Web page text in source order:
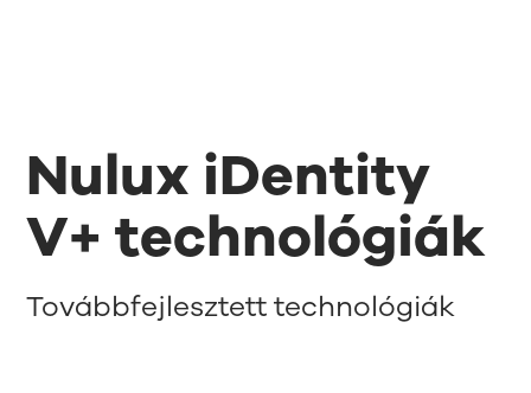
Nulux iDentity
V+ technológiák
Továbbfejlesztett technológiák